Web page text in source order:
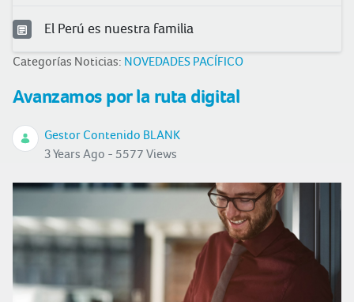
El Perú es nuestra familia
Categorías Noticias: NOVEDADES PACÍFICO
Avanzamos por la ruta digital
Gestor Contenido BLANK
3 Years Ago - 5577 Views